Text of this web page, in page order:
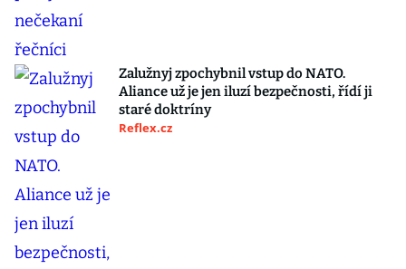
Zalužnyj zpochybnil vstup do NATO.
Aliance už je jen iluzí bezpečnosti, řídí ji
staré doktríny
Reflex.cz